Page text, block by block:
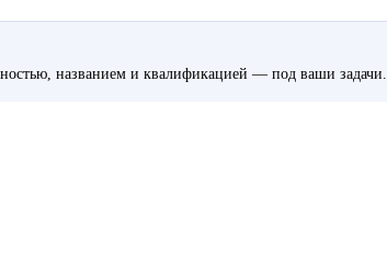
названием и квалификацией — под ваши задачи.